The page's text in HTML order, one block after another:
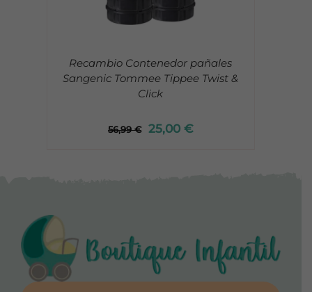
Recambio Contenedor pañales
Sangenic Tommee Tippee Twist &
Click
56,99€ 25,00 €